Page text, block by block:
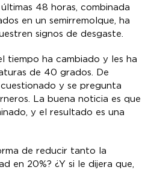
48 horas, combinada
en un semirremolque, ha
signos de desgaste.
tiempo ha cambiado y les ha
de 40 grados. De
y se pregunta
La buena noticia es que
y el resultado es una
de reducir tanto la
en 20%? ¿Y si le dijera que,